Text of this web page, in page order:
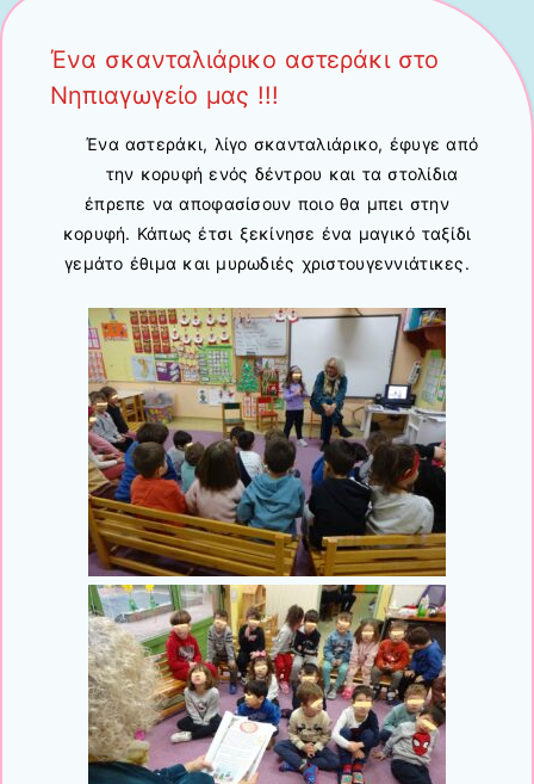
Ένα σκανταλιάρικο αστεράκι στο
Νηπιαγωγείο μας !!!
Ένα αστεράκι, λίγο σκανταλιάρικο, έφυγε από
την κορυφή ενός δέντρου και τα στολίδια
έπρεπε να αποφασίσουν ποιο θα μπει στην
κορυφή. Κάπως έτσι ξεκίνησε ένα μαγικό ταξίδι
γεμάτο έθιμα και μυρωδιές χριστουγεννιάτικες.